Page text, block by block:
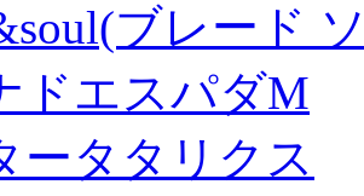
ブレード
ドエスパダM
ータタリクス